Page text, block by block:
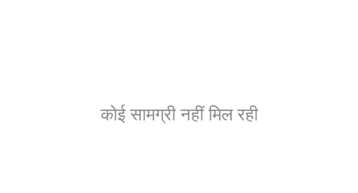
कोई सामग्री नहीं मिल रही